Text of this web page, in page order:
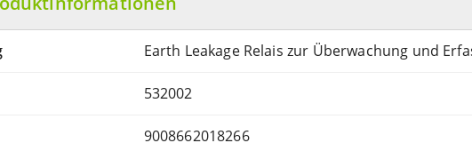
Earth Leakage Relais zur Überwachung und
532002
9008662018266